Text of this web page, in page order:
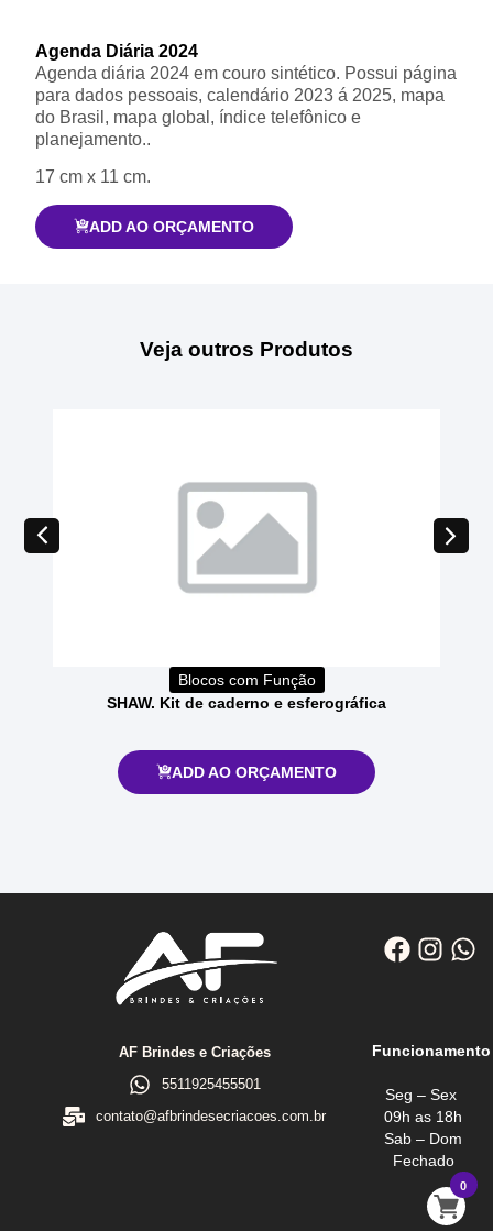
Agenda Diária 2024
Agenda diária 2024 em couro sintético. Possui página
para dados pessoais, calendário 2023 á 2025, mapa
do Brasil, mapa global, índice telefônico e
planejamento..
17 cm x 11 cm.
ADD AO ORÇAMENTO
Veja outros Produtos
Blocos com Função
SHAW. Kit de caderno e esferográfica
ADD AO ORÇAMENTO
AF Brindes e Criações
5511925455501
contato@afbrindesecriacoes.com.br
Funcionamento
Seg – Sex
09h as 18h
Sab – Dom
Fechado
0